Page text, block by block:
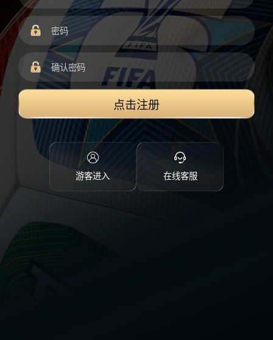
点击注册
游客进入 在线客服